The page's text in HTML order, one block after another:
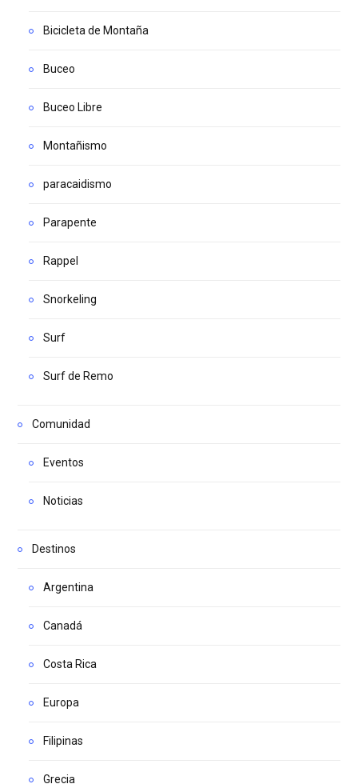
Bicicleta de Montaña
Buceo
Buceo Libre
Montañismo
paracaidismo
Parapente
Rappel
Snorkeling
Surf
Surf de Remo
Comunidad
Eventos
Noticias
Destinos
Argentina
Canadá
Costa Rica
Europa
Filipinas
Grecia